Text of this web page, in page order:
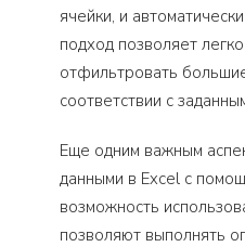
ячейки, и
подход позволяет
отфильтровать
соответствии с
Еще одним важным
данными в Excel с
возможность
позволяют выполнять